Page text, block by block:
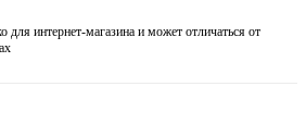
для интернет-магазина и может отличаться от